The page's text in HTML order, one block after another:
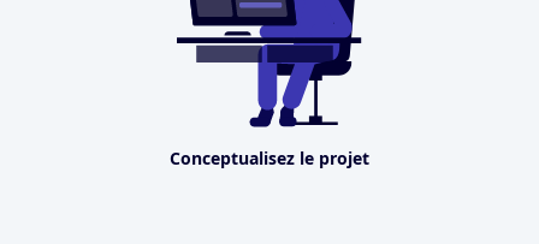
Conceptualisez le projet